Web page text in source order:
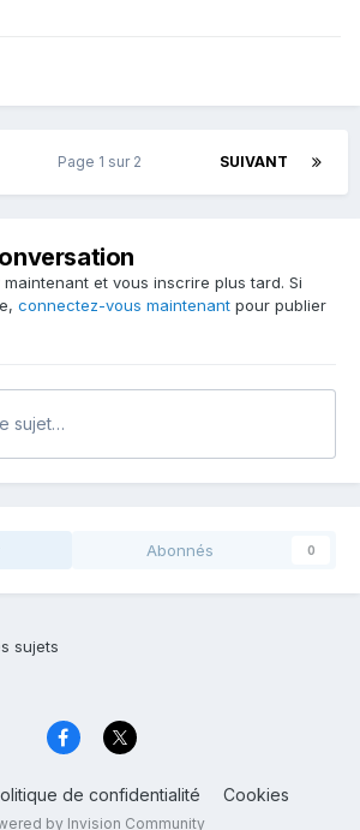
SUIVANT
Page 1 sur 2
et vous inscrire plus tard. Si
connectez-vous maintenant pour publier
sujet…
Abonnés 0
sujets
de confidentialité Cookies
by Invision Community